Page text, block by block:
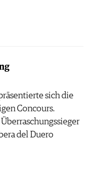
sich die
Concours.
del Duero